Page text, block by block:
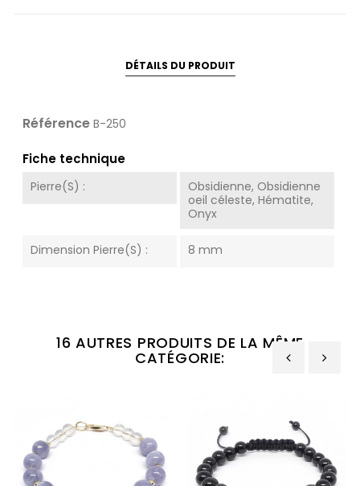
DÉTAILS DU PRODUIT
Référence B-250
Fiche technique
Pierre(s) :
Obsidienne, Obsidienne
oeil céleste, Hématite,
Onyx
Dimension Pierre(s) : 8 mm
16 AUTRES PRODUITS DE LA MÊME
CATÉGORIE: